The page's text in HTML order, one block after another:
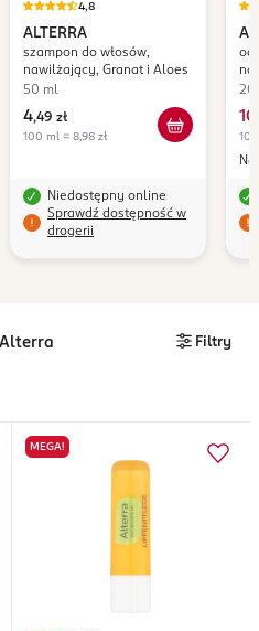
4,8
ALTERRA
szampon do włosów,
nawilżający, Granat i Aloes
50 ml
4,49 zł
100 ml = 8,98 zł
Niedostępny online
Sprawdź dostępność w
drogerii
10
Filtry
MEGA!